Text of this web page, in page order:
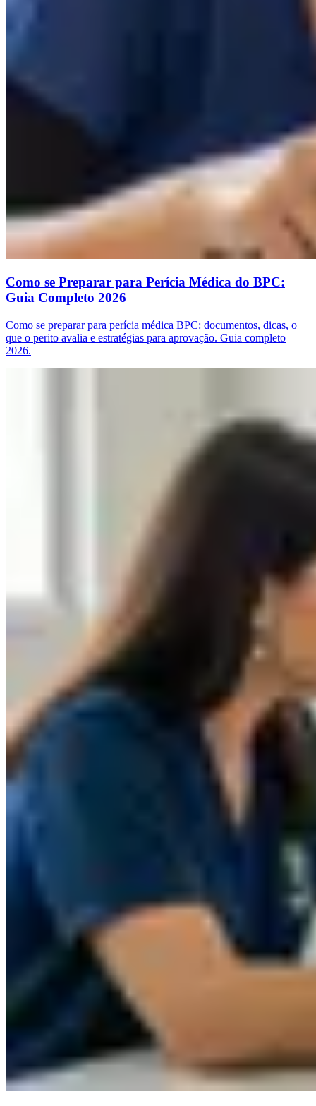
Como se Preparar para Perícia Médica do BPC:
Guia Completo 2026
Como se preparar para perícia médica BPC: documentos, dicas, o
que o perito avalia e estratégias para aprovação. Guia completo
2026.